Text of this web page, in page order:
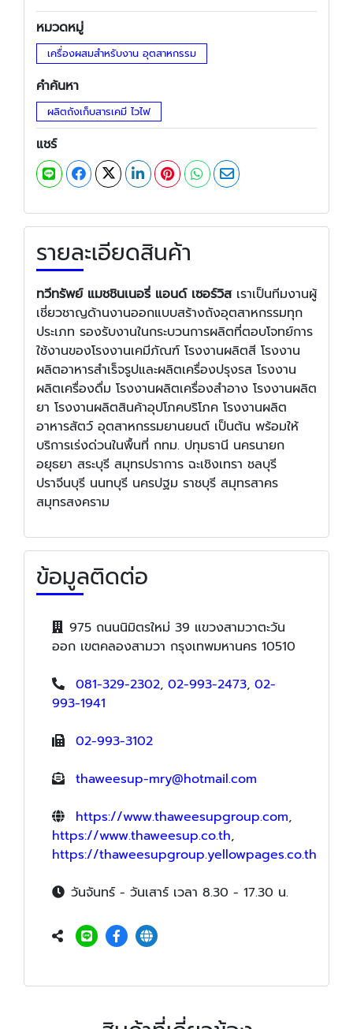
หมวดหมู่
เครื่องผสมสำหรับงาน อุตสาหกรรม
คำค้นหา
ผลิตถังเก็บสารเคมี ไวไฟ
แชร์
รายละเอียดสินค้า
ทวีทรัพย์ แมชชินเนอรี่ แอนด์ เซอร์วิสเราเป็นทีมงานผู้
เชี่ยวชาญด้านงานออกแบบสร้างถังอุตสาหกรรมทุก
ประเภท รองรับงานในกระบวนการผลิตที่ตอบโจทย์การ
ใช้งานของโรงงานเคมีภัณฑ์ โรงงานผลิตสี โรงงาน
ผลิตอาหารสำเร็จรูปและผลิตเครื่องปรุงรส โรงงาน
ผลิตเครื่องดื่ม โรงงานผลิตเครื่องสำอาง โรงงานผลิต
ยา โรงงานผลิตสินค้าอุปโภคบริโภค โรงงานผลิต
อาหารสัตว์ อุตสาหกรรมยานยนต์ เป็นต้น พร้อมให้
บริการเร่งด่วนในพื้นที่ กทม. ปทุมธานี นครนายก
อยุธยา สระบุรี สมุทรปราการ ฉะเชิงเทรา ชลบุรี
ปราจีนบุรี นนทบุรี นครปฐม ราชบุรี สมุทรสาคร
สมุทรสงคราม
ข้อมูลติดต่อ
975 ถนนนิมิตรใหม่ 39 แขวงสามวาตะวัน
ออก เขตคลองสามวา กรุงเทพมหานคร 10510
081-329-2302, 02-993-2473, 02-
993-1941
02-993-3102
thaweesup-mry@hotmail.com
https://www.thaweesupgroup.com,
https://www.thaweesup.co.th,
https://thaweesupgroup.yellowpages.co.th
วันจันทร์ - วันเสาร์ เวลา 8.30 - 17.30 น.